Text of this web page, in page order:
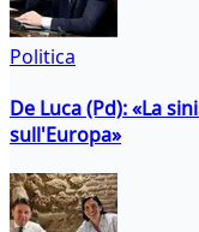
Politica
De Luca (Pd): «La
sull'Europa»